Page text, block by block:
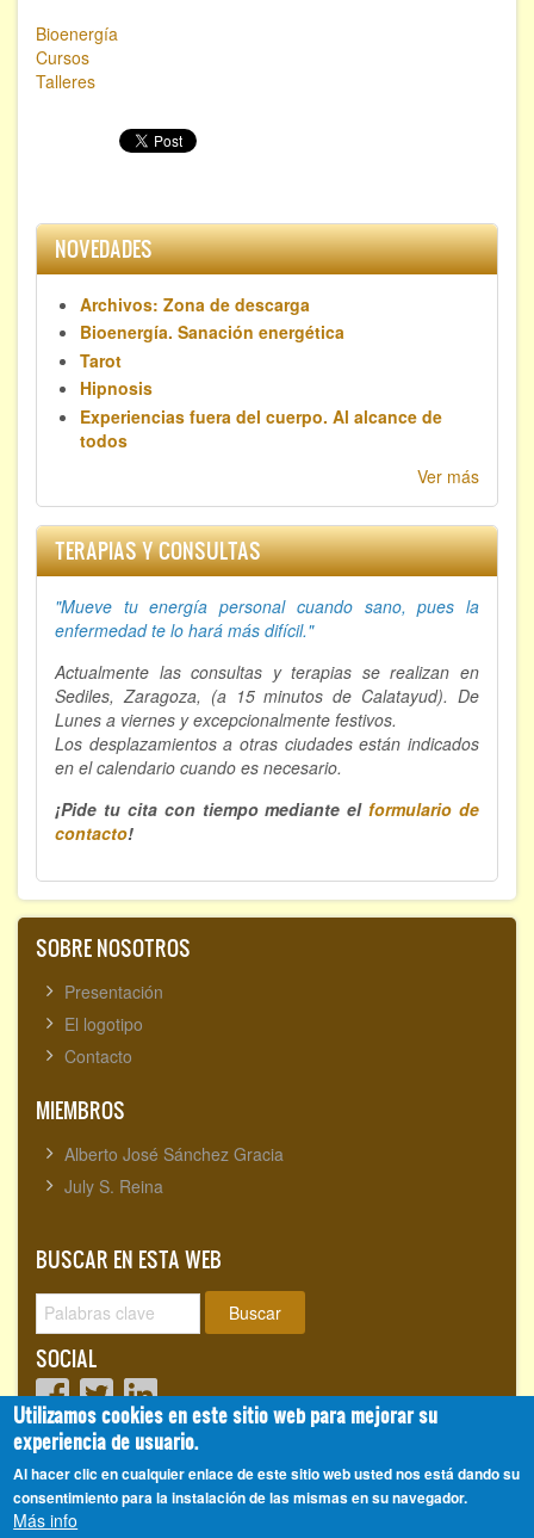
Bioenergía
Cursos
Talleres
NOVEDADES
Archivos: Zona de descarga
Bioenergía. Sanación energética
Tarot
Hipnosis
Experiencias fuera del cuerpo. Al alcance de
todos
Ver más
TERAPIAS Y CONSULTAS
"Mueve tu energía personal cuando sano, pues la
enfermedad te lo hará más difícil."
Actualmente las consultas y terapias se realizan en
Sediles, Zaragoza, (a 15 minutos de Calatayud). De
Lunes a viernes y excepcionalmente festivos.
Los desplazamientos a otras ciudades están indicados
en el calendario cuando es necesario.
¡Pide tu cita con tiempo mediante elformulario de
contacto!
SOBRE NOSOTROS
Presentación
El logotipo
Contacto
MIEMBROS
Alberto José Sánchez Gracia
July S. Reina
BUSCAR EN ESTA WEB
Buscar
SOCIAL
Visitantes totales:1718120
Utilizamos cookies en este sitio web para mejorar su
experiencia de usuario.
Al hacer clic en cualquier enlace de este sitio web usted nos está dando su
consentimiento para la instalación de las mismas en su navegador.
Más info